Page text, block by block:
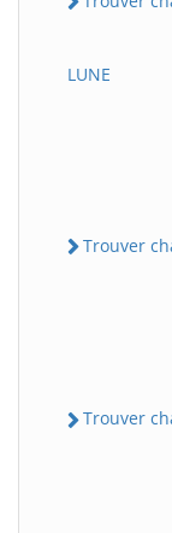
LUNE
Trouver
Trouver